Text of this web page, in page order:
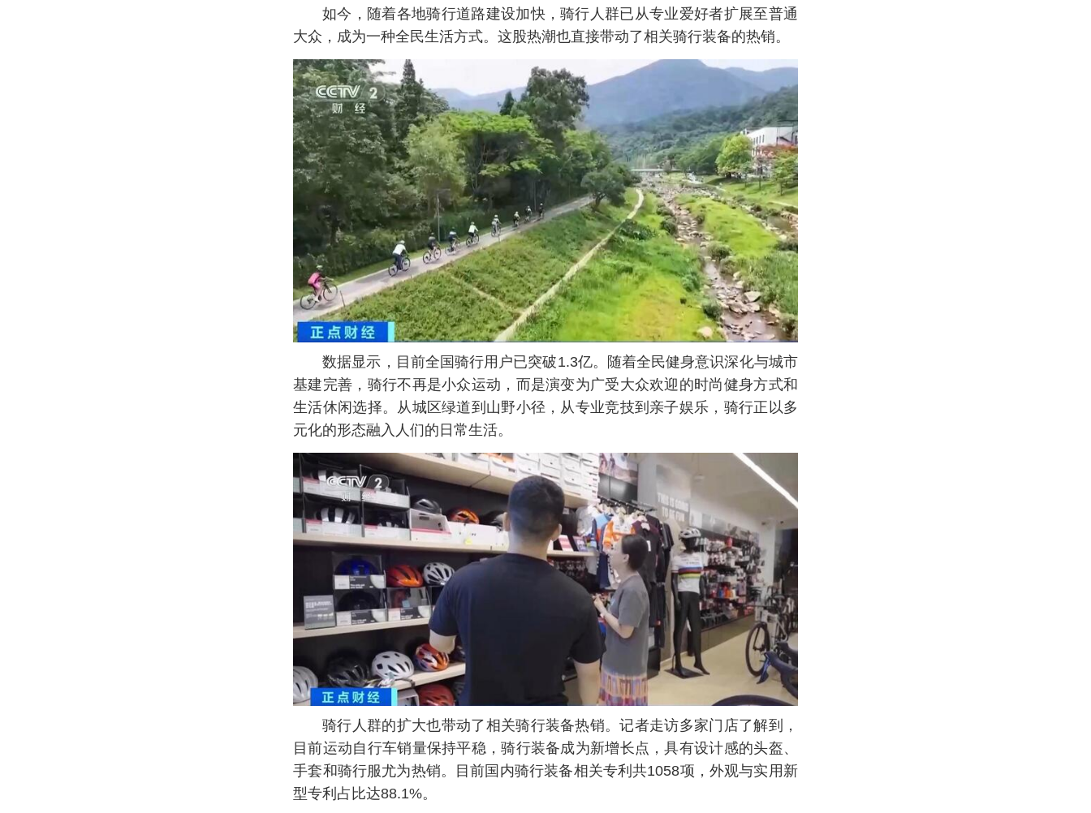
如今，随着各地骑行道路建设加快，骑行人群已从专业爱好者扩展至普通
大众，成为一种全民生活方式。这股热潮也直接带动了相关骑行装备的热销。
数据显示，目前全国骑行用户已突破1.3亿。随着全民健身意识深化与城市
基建完善，骑行不再是小众运动，而是演变为广受大众欢迎的时尚健身方式和
生活休闲选择。从城区绿道到山野小径，从专业竞技到亲子娱乐，骑行正以多
元化的形态融入人们的日常生活。
骑行人群的扩大也带动了相关骑行装备热销。记者走访多家门店了解到，
目前运动自行车销量保持平稳，骑行装备成为新增长点，具有设计感的头盔、
手套和骑行服尤为热销。目前国内骑行装备相关专利共1058项，外观与实用新
型专利占比达88.1%。